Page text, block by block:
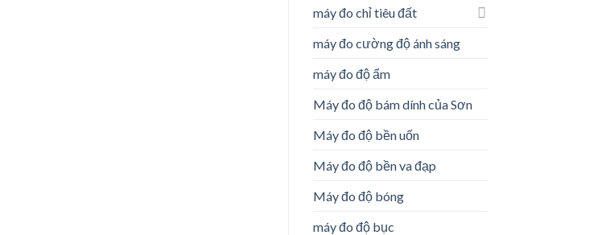
máy đo chỉ tiêu đất
máy đo cường độ ánh sáng
máy đo độ ẩm
Máy đo độ bám dính của Sơn
Máy đo độ bền uốn
Máy đo độ bền va đạp
Máy đo độ bóng
máy đo độ bục